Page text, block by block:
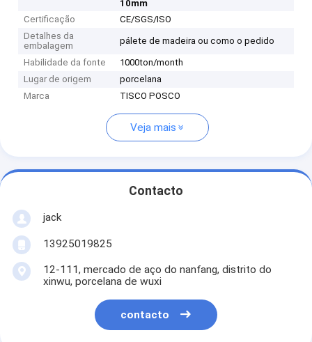
10mm
Certificação
CE/SGS/ISO
Detalhes da
embalagem
pálete de madeira ou como o pedido
Habilidade da fonte
1000ton/month
Lugar de origem
porcelana
Marca
TISCO POSCO
Veja mais
Contacto
jack
13925019825
12-111, mercado de aço do nanfang, distrito do
xinwu, porcelana de wuxi
contacto